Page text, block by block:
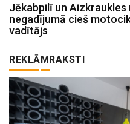
Jēkabpilī un
negadījumā cieš
vadītājs
REKLĀMRAKSTI